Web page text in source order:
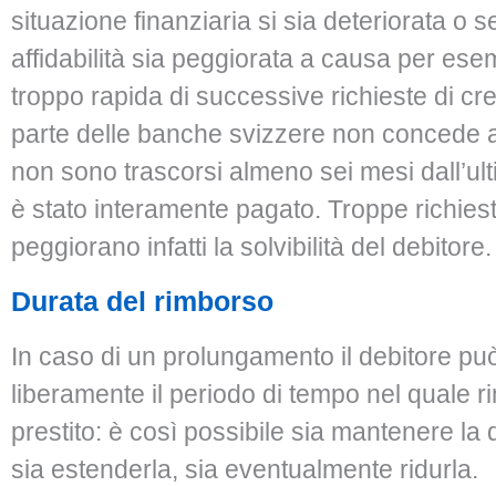
situazione finanziaria si sia deteriorata o
affidabilità sia peggiorata a causa per
troppo rapida di successive richieste di
parte delle banche svizzere non concede
non sono trascorsi almeno sei mesi
è stato interamente pagato. Troppe
peggiorano infatti la solvibilità del debitore.
Durata del rimborso
In caso di un prolungamento il debitore
liberamente il periodo di tempo nel quale
prestito: è così possibile sia mantenere la
sia estenderla, sia eventualmente ridurla.